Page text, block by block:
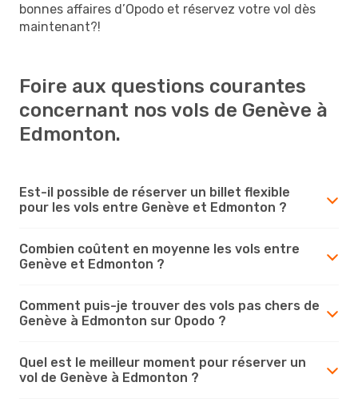
bonnes affaires d’Opodo et réservez votre vol dès
maintenant?!
Foire aux questions courantes
concernant nos vols de Genève à
Edmonton.
Est-il possible de réserver un billet flexible
pour les vols entre Genève et Edmonton ?
Combien coûtent en moyenne les vols entre
Genève et Edmonton ?
Comment puis-je trouver des vols pas chers de
Genève à Edmonton sur Opodo ?
Quel est le meilleur moment pour réserver un
vol de Genève à Edmonton ?